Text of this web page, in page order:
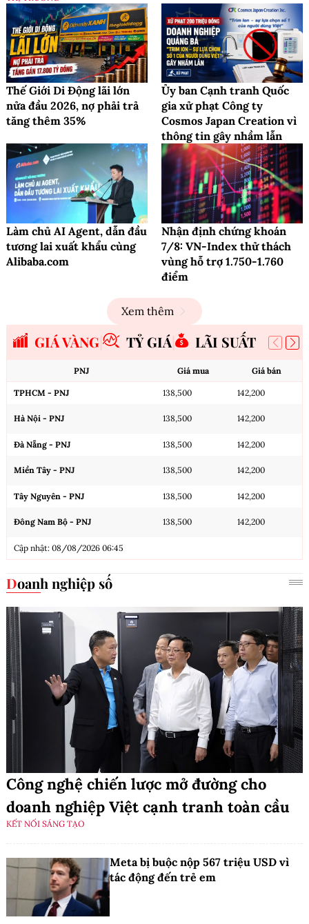
Thế Giới Di Động lãi lớn
nửa đầu 2026, nợ phải trả
tăng thêm 35%
Ủy ban Cạnh tranh Quốc
gia xử phạt Công ty
Cosmos Japan Creation vì
thông tin gây nhầm lẫn
Làm chủ AI Agent, dẫn đầu
tương lai xuất khẩu cùng
Alibaba.com
Nhận định chứng khoán
7/8: VN-Index thử thách
vùng hỗ trợ 1.750-1.760
điểm
Xem thêm
GIÁ VÀNG TỶ GIÁ LÃI SUẤT
PNJ Giá mua Giá bán
TPHCM - PNJ 138,500 142,200
Hà Nội - PNJ 138,500 142,200
Đà Nẵng - PNJ 138,500 142,200
Miền Tây - PNJ 138,500 142,200
Tây Nguyên - PNJ 138,500 142,200
Đông Nam Bộ - PNJ 138,500 142,200
Cập nhật: 08/08/2026 06:45
Doanh nghiệp số
Công nghệ chiến lược mở đường cho
doanh nghiệp Việt cạnh tranh toàn cầu
KẾT NỐI SÁNG TẠO
Meta bị buộc nộp 567 triệu USD vì
tác động đến trẻ em